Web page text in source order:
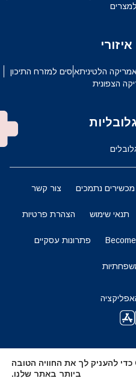
הלטיניתאיסים למזרח התיכון
הצפונית
מכשירים נתמכים צור קשר
תנאי שימוש הצהרת פרטיות
פתרונות עסקיים
אנו משתמשים בקובצי Cookie כדי להעניק לך את החוויה הטובה
ביותר באתר שלנו.